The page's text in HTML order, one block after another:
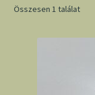
Összesen 1 találat